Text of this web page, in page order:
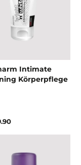
Intimate
Körperpflege